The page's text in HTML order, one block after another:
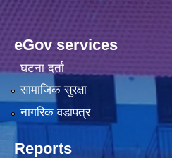
eGov services
घटना दर्ता
सामाजिक सुरक्षा
नागरिक वडापत्र
Reports